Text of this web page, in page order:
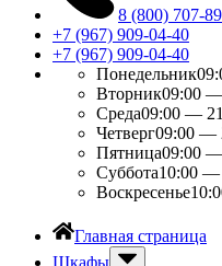
8 (800) 707-
+7 (967) 909-04-40
+7 (967) 909-04-40
Понедельник
Вторник09:00
Среда09:00 —
Четверг09:00 —
Пятница09:00
Суббота10:00 —
Воскресенье
Главная страница
Шкафы